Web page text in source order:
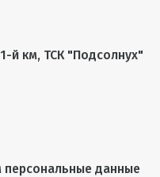
й км, ТСК "Подсолнух"
данные